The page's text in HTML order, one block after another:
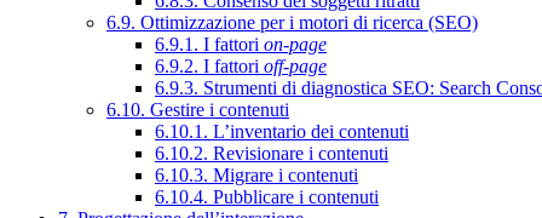
6.9. Ottimizzazione per i motori di ricerca (SEO)
6.9.1. I fattori on-page
6.9.2. I fattori off-page
6.9.3. Strumenti di diagnostica SEO: Search
6.10. Gestire i contenuti
6.10.1. L’inventario dei contenuti
6.10.2. Revisionare i contenuti
6.10.3. Migrare i contenuti
6.10.4. Pubblicare i contenuti